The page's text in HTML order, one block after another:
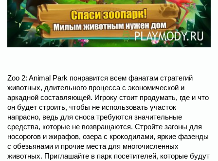
Zoo 2: Animal Park понравится всем фанатам стратегий
животных, длительного процесса с экономической и
аркадной составляющей. Игроку стоит продумать, где и что
он будет строить, чтобы не использовать участок
напрасно, ведь для сноса требуются значительные
средства, которые не возвращаются. Стройте загоны для
носорогов и жирафов, озера с крокодилами, яркие фазенды
с обезьянами и прочие места для многочисленных
животных. Приглашайте в парк посетителей, которые будут